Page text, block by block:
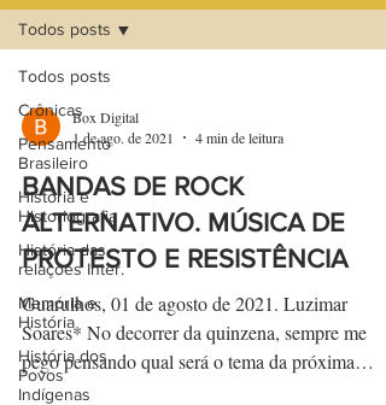
Todos posts
Crônicas
Pensamento
Brasileiro
História e
Historiografia
História das
relações Inter.
Memória e
História
História dos
Povos
Indígenas
Todos posts
Box Digital
1 de ago. de 2021
4 min de leitura
BANDAS DE ROCK
ALTERNATIVO. MÚSICA DE
PROTESTO E RESISTÊNCIA
Guarulhos, 01 de agosto de 2021. Luzimar
Soares* No decorrer da quinzena, sempre me
pego pensando qual será o tema da próxima
escrita....